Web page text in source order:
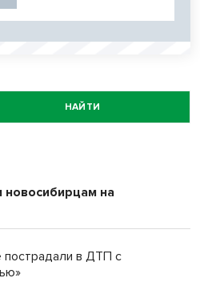
НАЙТИ
новосибирцам на
в ДТП с